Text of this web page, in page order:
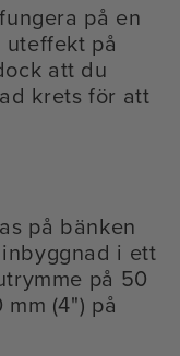
på en
på
att du
krets för att
på bänken
i ett
på 50
(4") på